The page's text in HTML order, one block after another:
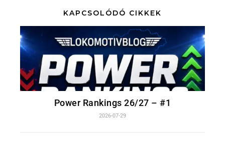
KAPCSOLÓDÓ CIKKEK
Power Rankings 26/27 – #1
2026-07-29